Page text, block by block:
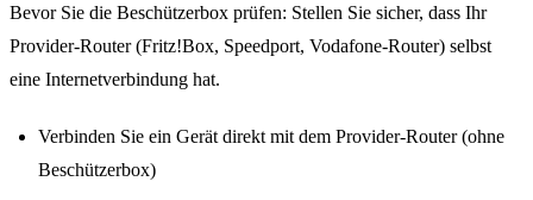
Hilfe-Center
Upgrade
Bevor Sie die Beschützerbox prüfen: Stellen Sie sicher, dass Ihr
Provider-Router (Fritz!Box, Speedport, Vodafone-Router) selbst
eine Internetverbindung hat.
Verbinden Sie ein Gerät direkt mit dem Provider-Router (ohne
Beschützerbox)